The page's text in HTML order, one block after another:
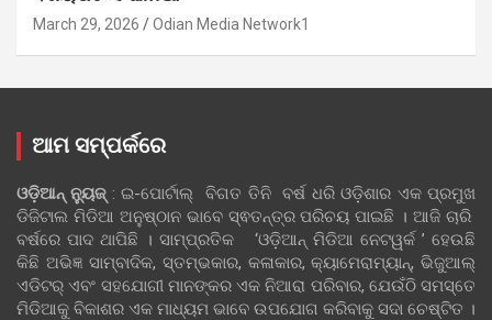
March 29, 2026 Odian Media Network1
ଆମ ସମ୍ପର୍କରେ
ଓଡ଼ିଆନ୍‍ ନ୍ୟୁଜ୍‍: ଇ-ପୋର୍ଟାଲ୍ ବିଗତ ତିନି ବର୍ଷ ଧରି ଓଡ଼ିଶାର ଏକ ପ୍ରମୁଖ
ଡିଜିଟାଲ ମିଡିଆ ଅନୁଷ୍ଠାନ ଭାବେ ସ୍ଵତନ୍ତ୍ର ପରିଚୟ ପାଇଛି । ଆଜି ଚାରି
ବର୍ଷରେ ପାଦ ଥାପିଛି । ସାମ୍ପ୍ରତିକ ‘ଓଡ଼ିଆନ୍‍ ମିଡିଆ ନେଟୱର୍କ ’ ହେଉଛି
କିଛି ଅଭିଜ୍ଞ ସାମ୍ବାଦିକ, ସ୍ତମ୍ଭକାର, କଳାକାର, କ୍ୟାମେରାମ୍ୟାନ୍, ଭିଜୁଆଲ୍
ଏଡିଟର୍ ଏବଂ ସହଯୋଗୀ ମାନଙ୍କର ଏକ ନିଆରା ପରିବାର, ଯେଉଁଠି ସମସ୍ତେ
ମିଡିଆକୁ ବିକାଶର ଏକ ମାଧ୍ୟମ ଭାବେ ଉପଯୋଗ କରିବାକୁ ସଦା ଚେଷ୍ଟିତ ।